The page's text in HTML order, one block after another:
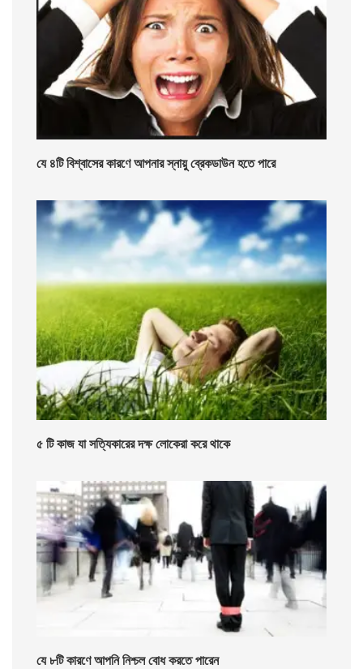
যে ৪টি বিশ্বাসের কারণে আপনার স্নায়ু ব্রেকডাউন হতে পারে
৫ টি কাজ যা সত্যিকারের দক্ষ লোকেরা করে থাকে
যে ৮টি কারণে আপনি নিশ্চল বোধ করতে পারেন